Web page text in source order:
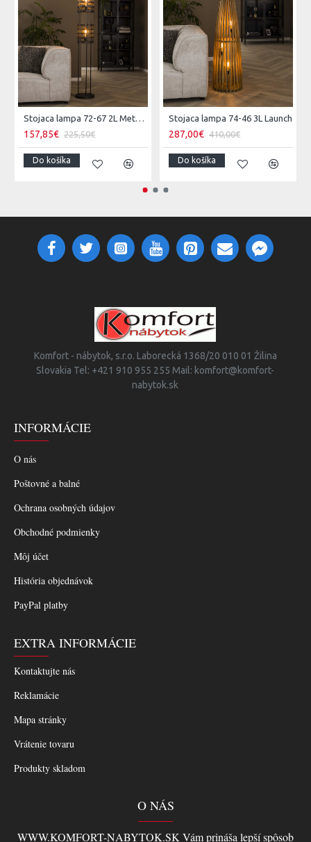
Stojaca lampa 72-67 2L Metal Blinds
157,85€ 225,50€
Do košíka
Stojaca lampa 74-46 3L Launch
287,00€ 410,00€
Do košíka
Komfort - nábytok, s.r.o. Laborecká 1368/20 010 01 Žilina
Slovakia Tel: +421 910 955 255 Mail: komfort@komfort-
nabytok.sk
INFORMÁCIE
O nás
Poštovné a balné
Ochrana osobných údajov
Obchodné podmienky
Môj účet
História objednávok
PayPal platby
EXTRA INFORMÁCIE
Kontaktujte nás
Reklamácie
Mapa stránky
Vrátenie tovaru
Produkty skladom
O NÁS
WWW.KOMFORT-NABYTOK.SK Vám prináša lepší spôsob